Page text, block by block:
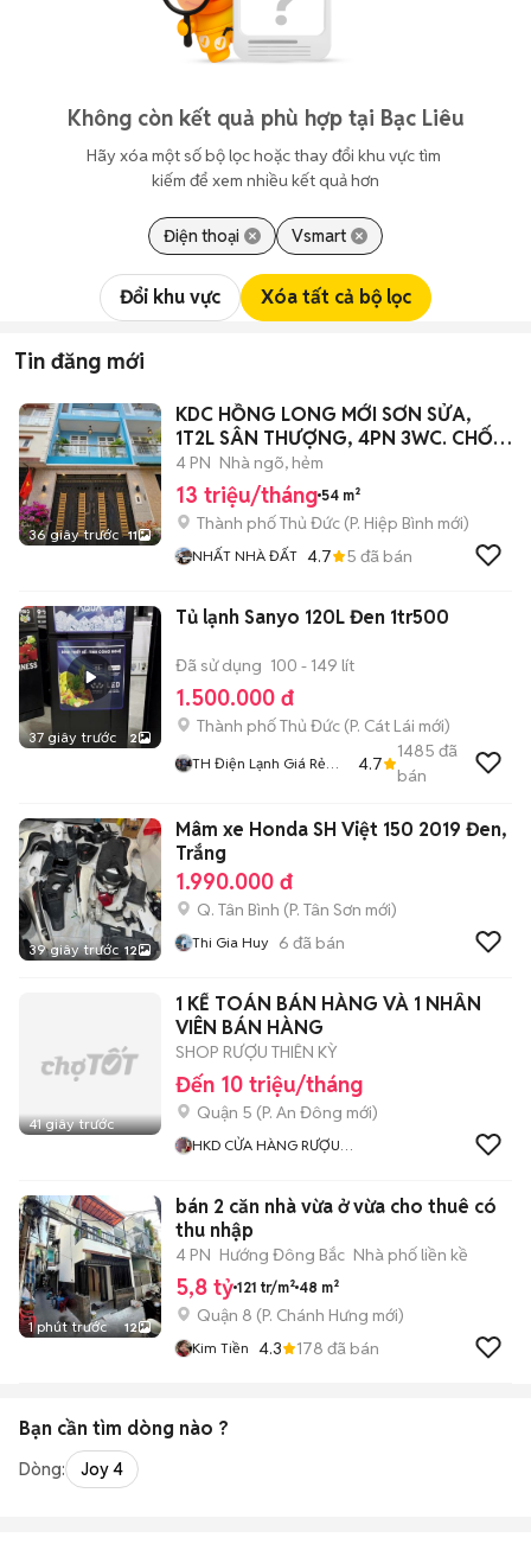
Không còn kết quả phù hợp tại Bạc Liêu
Hãy xóa một số bộ lọc hoặc thay đổi khu vực tìm
kiếm để xem nhiều kết quả hơn
Điện thoại Vsmart
Đổi khu vực Xóa tất cả bộ lọc
Tin đăng mới
36 giây trước 11
KDC HỒNG LONG MỚI SƠN SỬA,
1T2L SÂN THƯỢNG, 4PN 3WC. CHỐT
AC ƠI!
4 PN Nhà ngõ, hẻm
13 triệu/tháng 54 m²
Thành phố Thủ Đức (P. Hiệp Bình mới)
NHẤT NHÀ ĐẤT 4.7 5 đã bán
37 giây trước 2
Tủ lạnh Sanyo 120L Đen 1tr500
Đã sử dụng 100 - 149 lít
1.500.000 đ
Thành phố Thủ Đức (P. Cát Lái mới)
TH Điện Lạnh Giá Rẻ
4.7
1485 đã
bán
39 giây trước 12
Mâm xe Honda SH Việt 150 2019 Đen,
Trắng
1.990.000 đ
Q. Tân Bình (P. Tân Sơn mới)
Thi Gia Huy 6 đã bán
41 giây trước
1 KẾ TOÁN BÁN HÀNG VÀ 1 NHÂN
VIÊN BÁN HÀNG
SHOP RƯỢU THIÊN KỲ
Đến 10 triệu/tháng
Quận 5 (P. An Đông mới)
HKD CỬA HÀNG RƯỢU
1 phút trước 12
bán 2 căn nhà vừa ở vừa cho thuê có
thu nhập
4 PN Hướng Đông Bắc Nhà phố liền kề
5,8 tỷ 121 tr/m² 48 m²
Quận 8 (P. Chánh Hưng mới)
Kim Tiền 4.3 178 đã bán
Bạn cần tìm dòng nào ?
Dòng: Joy 4